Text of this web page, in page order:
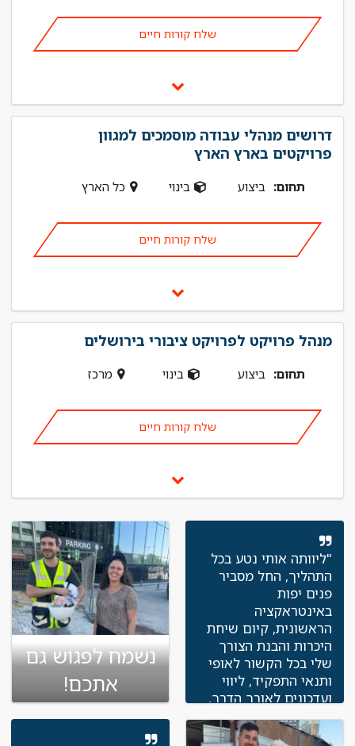
שלח קורות חיים
דרושים מנהלי עבודה מוסמכים למגוון
פרויקטים בארץ הארץ
תחום: ביצוע בינוי כל הארץ
שלח קורות חיים
מנהל פרויקט לפרויקט ציבורי בירושלים
תחום: ביצוע בינוי מרכז
שלח קורות חיים
"ליוותה אותי נטע בכל
התהליך, החל מסביר
פנים יפות
באינטראקציה
הראשונית, קיום שיחת
היכרות והבנת הצורך
שלי בכל הקשור לאופי
ותנאי התפקיד, ליווי
ועדכונים לאורך הדרך,
הכנה לפני הראיונות
שהתקיימו בפועל, מעקב
נשמח לפגוש גם
אתכם!